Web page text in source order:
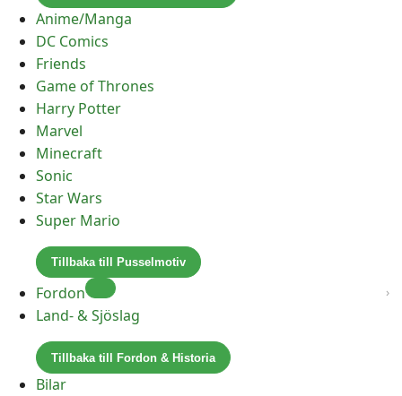
Anime/Manga
DC Comics
Friends
Game of Thrones
Harry Potter
Marvel
Minecraft
Sonic
Star Wars
Super Mario
Tillbaka till Pusselmotiv
Fordon
Land- & Sjöslag
Tillbaka till Fordon & Historia
Bilar